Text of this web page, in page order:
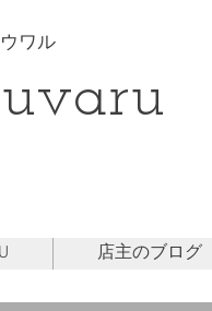
ワル
店主のブログ